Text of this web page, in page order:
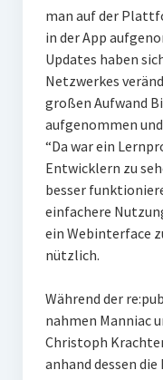
man auf der
in der App
Updates haben
Netzwerkes
großen Aufwand
aufgenommen
“Da war ein
Entwicklern zu
besser
einfachere
ein Webinterface
nützlich.
Während der
nahmen Manniac
Christoph
anhand dessen